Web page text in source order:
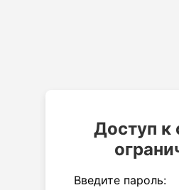
Доступ к
Введите пароль: